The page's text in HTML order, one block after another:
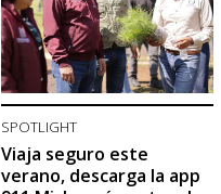
SPOTLIGHT
Viaja seguro este
verano, descarga la app